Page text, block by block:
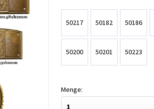
50217 50182 50186
50200 50201 50223